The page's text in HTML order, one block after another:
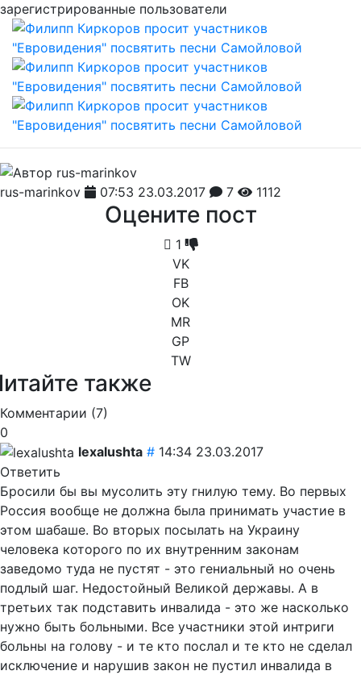
зарегистрированные пользователи
rus-marinkov 07:53 23.03.2017 7 1112
Оцените пост
1
VK
FB
OK
MR
GP
TW
также
Комментарии (7)
0
lexalushta # 14:34 23.03.2017
Ответить
Бросили бы вы мусолить эту гнилую тему. Во первых
Россия вообще не должна была принимать участие в
этом шабаше. Во вторых посылать на Украину
человека которого по их внутренним законам
заведомо туда не пустят - это гениальный но очень
подлый шаг. Недостойный Великой державы. А в
третьих так подставить инвалида - это же насколько
нужно быть больными. Все участники этой интриги
больны на голову - и те кто послал и те кто не сделал
исключение и нарушив закон не пустил инвалида в